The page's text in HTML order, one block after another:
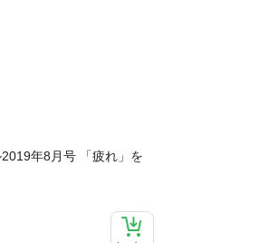
年8月号 「疲れ」を